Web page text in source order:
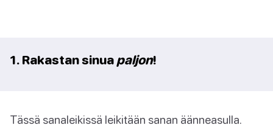
1. Rakastan sinua paljon!
Tässä sanaleikissä leikitään sanan äänneasulla.